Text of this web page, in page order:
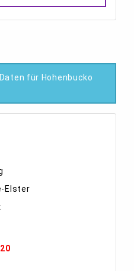
für Hohenbucko
Elster